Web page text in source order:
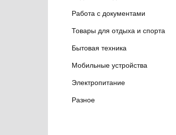
Работа с документами
Товары для отдыха и спорта
Бытовая техника
Мобильные устройства
Электропитание
Разное